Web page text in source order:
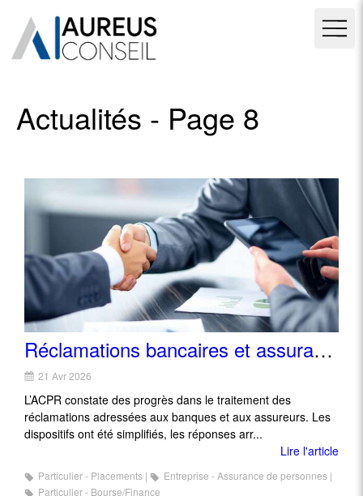
Actualités - Page 8
Réclamations bancaires et assurances : des délais plus courts, une information encore trop floue
21 Avr 2026
L’ACPR constate des progrès dans le traitement des
réclamations adressées aux banques et aux assureurs. Les
dispositifs ont été simplifiés, les réponses arr...
Lire l'article
Particulier - Placements
Entreprise - Assurance de personnes
Particulier - Bourse/Finance